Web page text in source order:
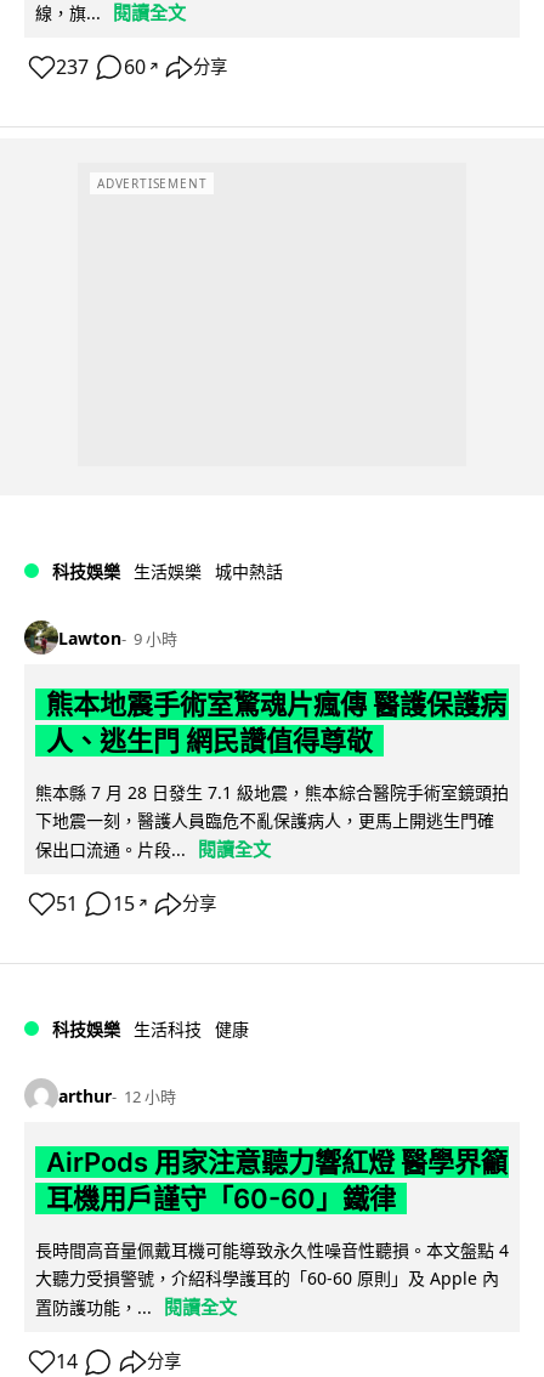
線，旗... 閱讀全文
237 60 ↗ 分享
ADVERTISEMENT
科技娛樂 生活娛樂 城中熱話
Lawton 9 小時
熊本地震手術室驚魂片瘋傳 醫護保護病
人、逃生門 網民讚值得尊敬
熊本縣 7 月 28 日發生 7.1 級地震，熊本綜合醫院手術室鏡頭拍
下地震一刻，醫護人員臨危不亂保護病人，更馬上開逃生門確
保出口流通。片段...
閱讀全文
51 15 ↗ 分享
科技娛樂 生活科技 健康
arthur 12 小時
AirPods 用家注意聽力響紅燈 醫學界籲
耳機用戶謹守「60-60」鐵律
長時間高音量佩戴耳機可能導致永久性噪音性聽損。本文盤點 4
大聽力受損警號，介紹科學護耳的「60-60 原則」及 Apple 內
置防護功能，...
閱讀全文
14 分享